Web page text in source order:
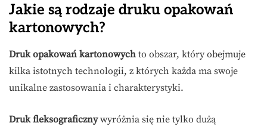
Jakie są rodzaje druku opakowań
kartonowych?
Druk opakowań kartonowych to obszar, który obejmuje
kilka istotnych technologii, z których każda ma swoje
unikalne zastosowania i charakterystyki.
Druk fleksograficznywyróżnia się nie tylko dużą